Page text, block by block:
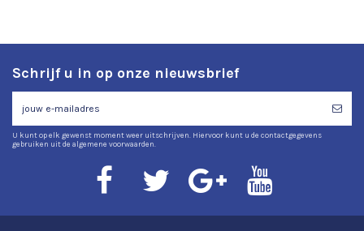
Schrijf u in op onze nieuwsbrief
U kunt op elk gewenst moment weer uitschrijven. Hiervoor kunt u de contactgegevens
gebruiken uit de algemene voorwaarden.